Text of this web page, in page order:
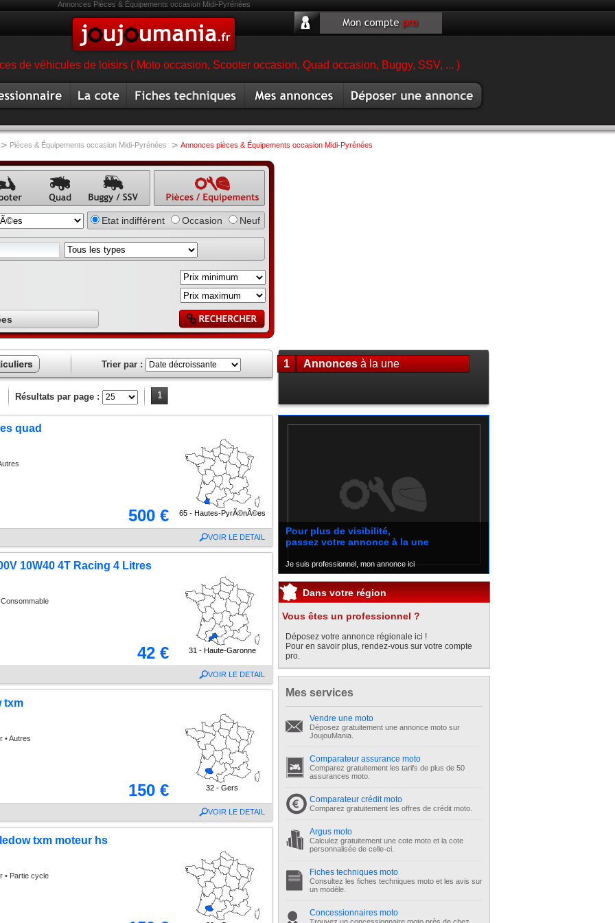
Annonces Pièces & Équipements occasion Midi-Pyrénées
de véhicules de loisirs ( Moto occasion, Scooter occasion, Quad occasion, Buggy, SSV, ... )
moto
occasion
> Pièces & Équipements occasion Midi-Pyrénées > Annonces pièces & Équipements occasion Midi-Pyrénées
Annonce
Annonce
buggy,
annonce
SSV
Annonce pièce,
équipement,
accessoire
Etat indifférent Occasion Neuf
Trier par :
Résultats par page : 1
quad
500 € 65 - Hautes-PyrÃ©nÃ©es
VOIR LE DETAIL
10W40 4T Racing 4 Litres
42 € 31 - Haute-Garonne
VOIR LE DETAIL
txm
• Autres
150 € 32 - Gers
VOIR LE DETAIL
txm moteur hs
• Partie cycle
1 Annoncesà la une
Pour plus de visibilité,
passez votre annonce à la une
Je suis professionnel, mon annonce ici
Dans votre région
Vous êtes un professionnel ?
Déposez votre annonce régionale ici !
Pour en savoir plus, rendez-vous sur votre compte
pro.
Mes services
Vendre une moto
Déposez gratuitement une annonce moto sur
JoujouMania.
Comparateur assurance moto
Comparez gratuitement les tarifs de plus de 50
assurances moto.
Comparateur crédit moto
Comparez gratuitement les offres de crédit moto.
Argus moto
Calculez gratuitement une cote moto et la cote
personnalisée de celle-ci.
Fiches techniques moto
Consultez les fiches techniques moto et les avis sur
un modèle.
Concessionnaires moto